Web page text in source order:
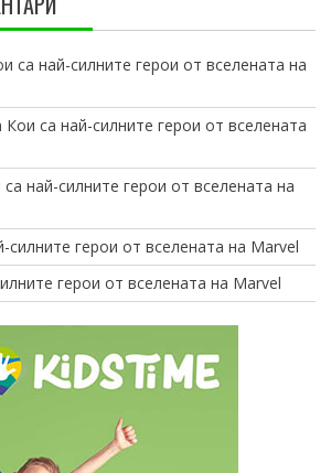
са най-силните герои от вселената на
Кои са най-силните герои от вселената
са най-силните герои от вселената на
силните герои от вселената на Marvel
герои от вселената на Marvel